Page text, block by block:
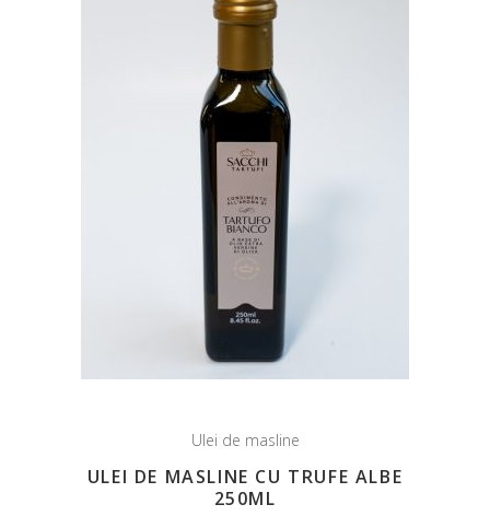
Ulei de masline
ULEI DE MASLINE CU TRUFE ALBE
250ML